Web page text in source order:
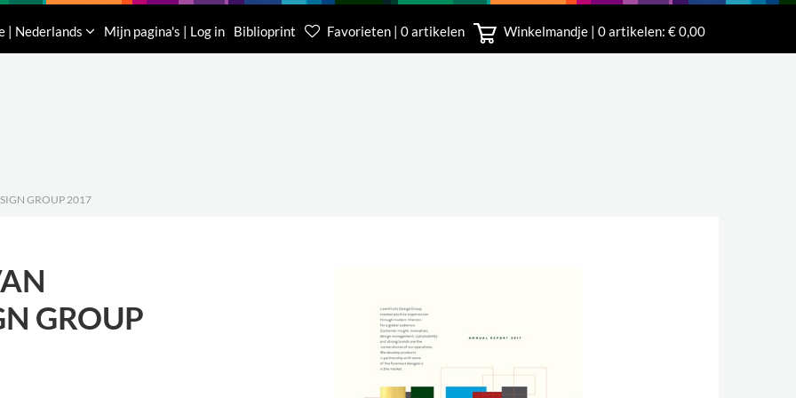
| Nederlands Mijn pagina's | Log in Biblioprint Favorieten | 0 artikelen Winkelmandje | 0artikelen: € 0,00
Klantenservice België
(0)16 623 340
Klantenservice Nederland
085 400 0453
Contacteer ons
GROUP 2017
GROUP